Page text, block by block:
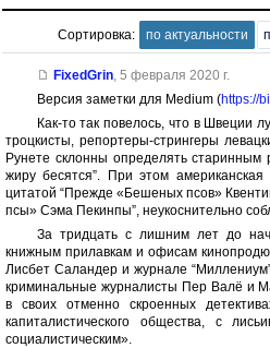
Сортировка: по актуальности
FixedGrin, 5 февраля 2020 г.
Версия заметки для Medium (https://
Как-то так повелось, что в Швеции
троцкисты, репортеры-стрингеры
Рунете склонны определять старинным
жиру бесятся”. При этом
цитатой “Прежде «Бешеных псов»
псы» Сэма Пекинпы”, неукоснительно
За тридцать с лишним лет до
книжным прилавкам и офисам
Лисбет Саландер и журнале
криминальные журналисты Пер Валё и
в своих отменно скроенных
капиталистического общества, с
социалистическим».